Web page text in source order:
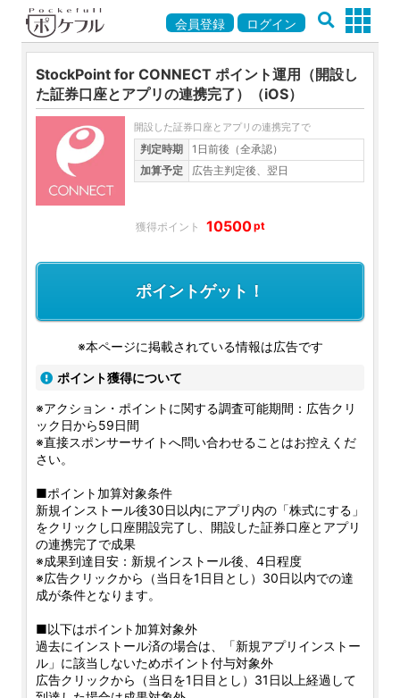
会員登録 ログイン
StockPoint for CONNECT ポイント運用（開設し
た証券口座とアプリの連携完了）（iOS）
開設した証券口座とアプリの連携完了で
判定時期
1日前後（全承認）
加算予定
広告主判定後、翌日
10500pt
ポイントゲット！
※本ページに掲載されている情報は広告です
ポイント獲得について
※アクション・ポイントに関する調査可能期間：広告クリ
ック日から59日間
※直接スポンサーサイトへ問い合わせることはお控えくだ
さい。
■ポイント加算対象条件
新規インストール後30日以内にアプリ内の「株式にする」
をクリックし口座開設完了し、開設した証券口座とアプリ
の連携完了で成果
※成果到達目安：新規インストール後、4日程度
※広告クリックから（当日を1日目とし）30日以内での達
成が条件となります。
■以下はポイント加算対象外
過去にインストール済の場合は、「新規アプリインストー
ル」に該当しないためポイント付与対象外
広告クリックから（当日を1日目とし）31日以上経過して